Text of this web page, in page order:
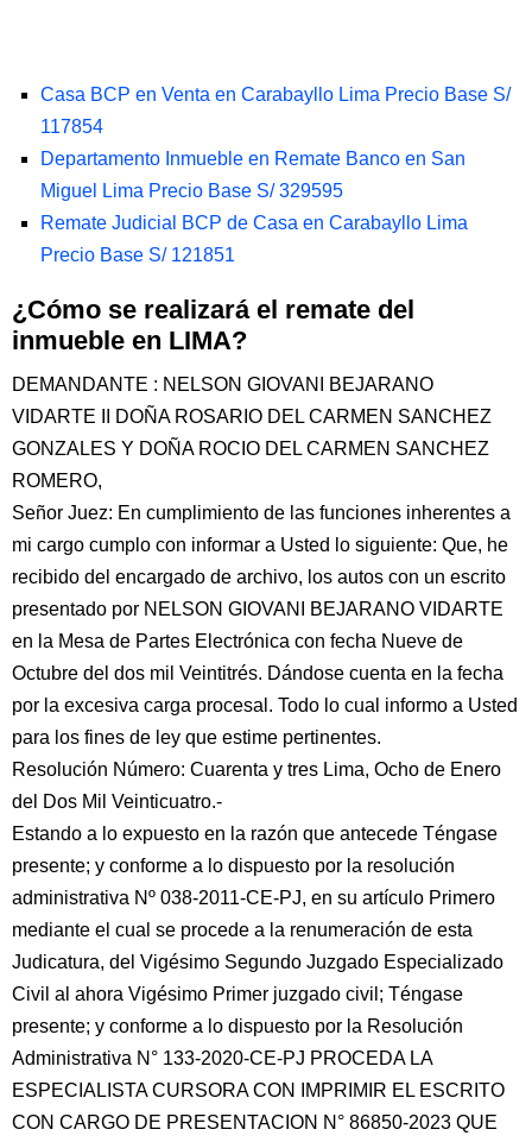
Casa BCP en Venta en Carabayllo Lima Precio Base S/
117854
Departamento Inmueble en Remate Banco en San
Miguel Lima Precio Base S/ 329595
Remate Judicial BCP de Casa en Carabayllo Lima
Precio Base S/ 121851
¿Cómo se realizará el remate del
inmueble en LIMA?
DEMANDANTE : NELSON GIOVANI BEJARANO
VIDARTE II DOÑA ROSARIO DEL CARMEN SANCHEZ
GONZALES Y DOÑA ROCIO DEL CARMEN SANCHEZ
ROMERO,
Señor Juez: En cumplimiento de las funciones inherentes a
mi cargo cumplo con informar a Usted lo siguiente: Que, he
recibido del encargado de archivo, los autos con un escrito
presentado por NELSON GIOVANI BEJARANO VIDARTE
en la Mesa de Partes Electrónica con fecha Nueve de
Octubre del dos mil Veintitrés. Dándose cuenta en la fecha
por la excesiva carga procesal. Todo lo cual informo a Usted
para los fines de ley que estime pertinentes.
Resolución Número: Cuarenta y tres Lima, Ocho de Enero
del Dos Mil Veinticuatro.-
Estando a lo expuesto en la razón que antecede Téngase
presente; y conforme a lo dispuesto por la resolución
administrativa Nº 038-2011-CE-PJ, en su artículo Primero
mediante el cual se procede a la renumeración de esta
Judicatura, del Vigésimo Segundo Juzgado Especializado
Civil al ahora Vigésimo Primer juzgado civil; Téngase
presente; y conforme a lo dispuesto por la Resolución
Administrativa N° 133-2020-CE-PJ PROCEDA LA
ESPECIALISTA CURSORA CON IMPRIMIR EL ESCRITO
CON CARGO DE PRESENTACION N° 86850-2023 QUE